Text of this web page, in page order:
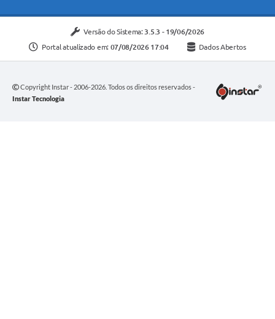
Versão do Sistema: 3.5.3 - 19/06/2026
Portal atualizado em: 07/08/2026 17:04 Dados Abertos
Copyright Instar - 2006-2026. Todos os direitos reservados -
Instar Tecnologia